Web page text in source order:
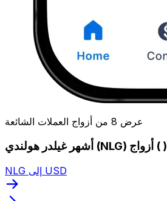
عرض 8 من أزواج العملات الشائعة
أشهر غيلدر هولندي (NLG) أزواج ( )
NLG إلى USD